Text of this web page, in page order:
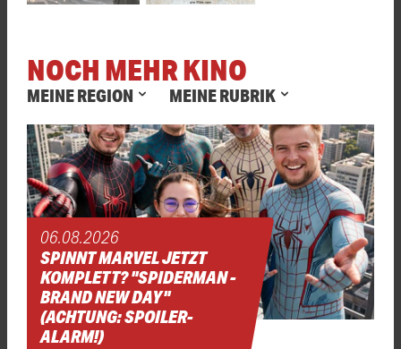
NOCH MEHR KINO
MEINE REGION MEINE RUBRIK
06.08.2026
SPINNT MARVEL JETZT
KOMPLETT? "SPIDERMAN -
BRAND NEW DAY"
(ACHTUNG: SPOILER-
ALARM!)